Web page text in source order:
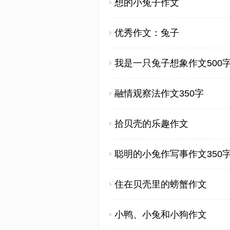
想的小兔子作文
优秀作文：兔子
我是一只兔子想象作文500
融情观察法作文350字
拾贝壳的乐趣作文
聪明的小兔作写事作文350
住在贝壳里的螃蟹作文
小鸭、小兔和小狗作文